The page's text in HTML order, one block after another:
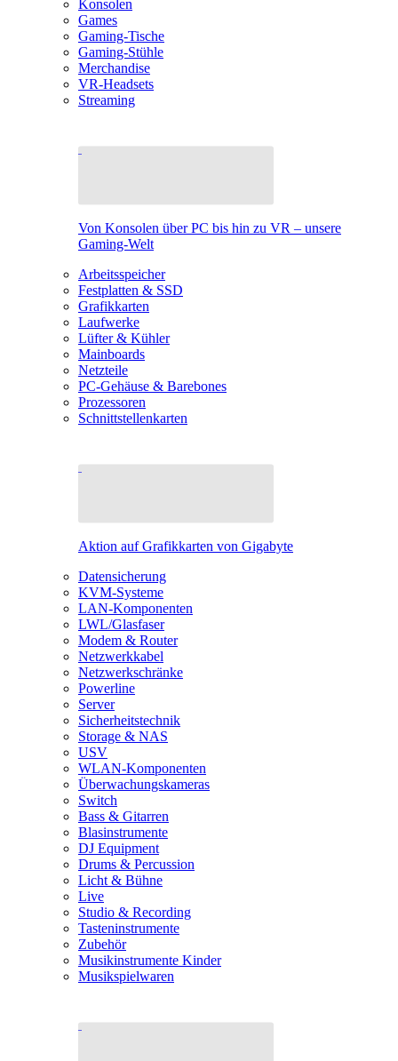
Konsolen
Games
Gaming-Tische
Gaming-Stühle
Merchandise
VR-Headsets
Streaming
Von Konsolen über PC bis hin zu VR – unsere
Gaming-Welt
Arbeitsspeicher
Festplatten & SSD
Grafikkarten
Laufwerke
Lüfter & Kühler
Mainboards
Netzteile
PC-Gehäuse & Barebones
Prozessoren
Schnittstellenkarten
Aktion auf Grafikkarten von Gigabyte
Datensicherung
KVM-Systeme
LAN-Komponenten
LWL/Glasfaser
Modem & Router
Netzwerkkabel
Netzwerkschränke
Powerline
Server
Sicherheitstechnik
Storage & NAS
USV
WLAN-Komponenten
Überwachungskameras
Switch
Bass & Gitarren
Blasinstrumente
DJ Equipment
Drums & Percussion
Licht & Bühne
Live
Studio & Recording
Tasteninstrumente
Zubehör
Musikinstrumente Kinder
Musikspielwaren